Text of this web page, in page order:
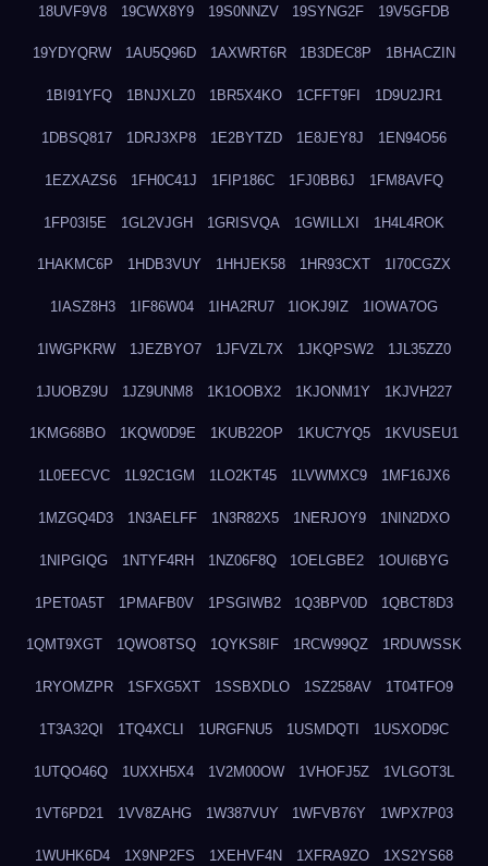
18UVF9V8 19CWX8Y9 19S0NNZV 19SYNG2F 19V5GFDB
19YDYQRW 1AU5Q96D 1AXWRT6R 1B3DEC8P 1BHACZIN
1BI91YFQ 1BNJXLZ0 1BR5X4KO 1CFFT9FI 1D9U2JR1
1DBSQ817 1DRJ3XP8 1E2BYTZD 1E8JEY8J 1EN94O56
1EZXAZS6 1FH0C41J 1FIP186C 1FJ0BB6J 1FM8AVFQ
1FP03I5E 1GL2VJGH 1GRISVQA 1GWILLXI 1H4L4ROK
1HAKMC6P 1HDB3VUY 1HHJEK58 1HR93CXT 1I70CGZX
1IASZ8H3 1IF86W04 1IHA2RU7 1IOKJ9IZ 1IOWA7OG
1IWGPKRW 1JEZBYO7 1JFVZL7X 1JKQPSW2 1JL35ZZ0
1JUOBZ9U 1JZ9UNM8 1K1OOBX2 1KJONM1Y 1KJVH227
1KMG68BO 1KQW0D9E 1KUB22OP 1KUC7YQ5 1KVUSEU1
1L0EECVC 1L92C1GM 1LO2KT45 1LVWMXC9 1MF16JX6
1MZGQ4D3 1N3AELFF 1N3R82X5 1NERJOY9 1NIN2DXO
1NIPGIQG 1NTYF4RH 1NZ06F8Q 1OELGBE2 1OUI6BYG
1PET0A5T 1PMAFB0V 1PSGIWB2 1Q3BPV0D 1QBCT8D3
1QMT9XGT 1QWO8TSQ 1QYKS8IF 1RCW99QZ 1RDUWSSK
1RYOMZPR 1SFXG5XT 1SSBXDLO 1SZ258AV 1T04TFO9
1T3A32QI 1TQ4XCLI 1URGFNU5 1USMDQTI 1USXOD9C
1UTQO46Q 1UXXH5X4 1V2M00OW 1VHOFJ5Z 1VLGOT3L
1VT6PD21 1VV8ZAHG 1W387VUY 1WFVB76Y 1WPX7P03
1WUHK6D4 1X9NP2FS 1XEHVF4N 1XFRA9ZO 1XS2YS68